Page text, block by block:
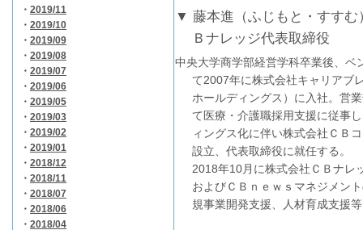
・ 2019/11
・ 2019/10
・ 2019/09
・ 2019/08
・ 2019/07
・ 2019/06
・ 2019/05
・ 2019/03
・ 2019/02
・ 2019/01
・ 2018/12
・ 2018/11
・ 2018/07
・ 2018/06
・ 2018/04
▼ 藤本進（ふじもと・すすむ
Ｂナレッジ代表取締役
中央大学商学部経営学科卒業後、ベ
て2007年に株式会社キャリアブ
ホールディングス）に入社。営
て医療・介護職採用支援に従事
ィングス化に伴い株式会社ＣＢ
設立、代表取締役に就任する。
2018年10月に株式会社ＣＢナレ
およびＣＢｎｅｗｓマネジメン
規事業開発支援、人材育成支援